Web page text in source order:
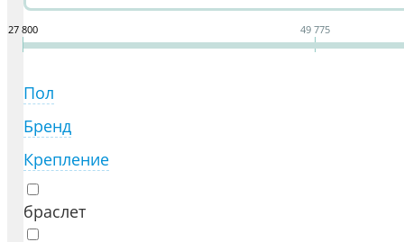
27 800 49 775
Пол
Бренд
Крепление
браслет